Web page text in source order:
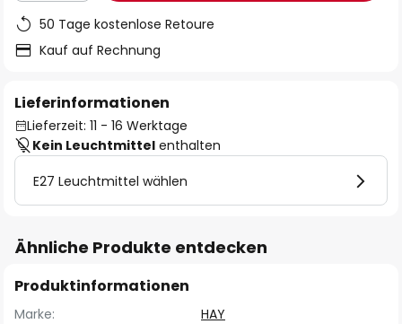
50 Tage kostenlose Retoure
Kauf auf Rechnung
Lieferinformationen
Lieferzeit: 11 - 16 Werktage
Kein Leuchtmittel enthalten
E27 Leuchtmittel wählen
Ähnliche Produkte entdecken
Produktinformationen
Marke:
HAY